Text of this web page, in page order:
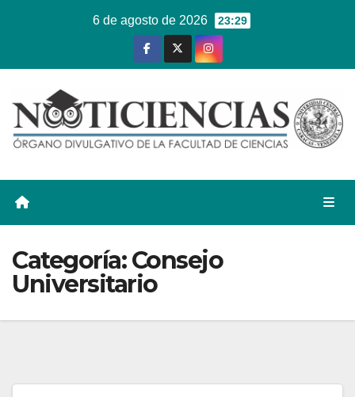
6 de agosto de 2026 23:29
Categoría:Consejo
Universitario